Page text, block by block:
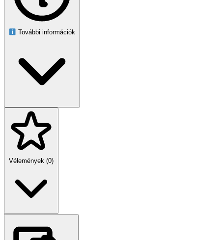
Max. terhelés: 3000 W (LED: 1500 W)
Kapcsolóáram: 20 A
Fényerő szabályzás: 2–100 lux
Bekapcsolási késleltetés: 1–2 s
Saját fogyasztás: ≈0,5 W
A csomag tartalma
IP65 külső fényérzékelő 1 m kábellel
Felhasználói kézikönyv
Válassza a Maclean MCE83 modellt, ha megbízható,
karbantartásmentes és pontos fényérzékelős vezérlést szeretne
otthona vagy vállalkozása világításához.
További információk
Vélemények (0)